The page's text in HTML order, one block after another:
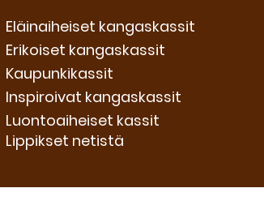
Eläinaiheiset kangaskassit
Erikoiset kangaskassit
Kaupunkikassit
Inspiroivat kangaskassit
Luontoaiheiset kassit
Lippikset netistä